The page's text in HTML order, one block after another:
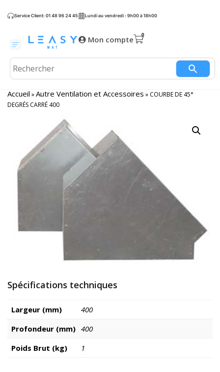
Service Client: 01 48 96 24 45 Lundi au vendredi : 9h00 à 18h00
Mon compte
Accueil »Autre Ventilation et Accessoires » COURBE DE 45°
DEGRÉS CARRÉ 400
Spécifications techniques
Largeur (mm)
400
Profondeur (mm) 400
Poids Brut (kg)
1